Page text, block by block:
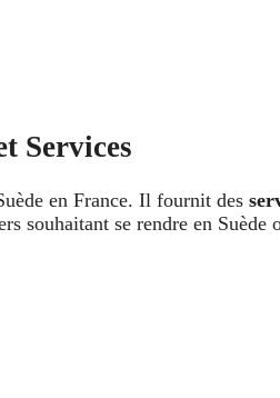
Services
en France. Il fournit des
souhaitant se rendre en